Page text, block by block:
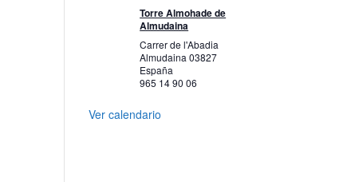
Torre Almohade de
Almudaina
Carrer de l'Abadia
Almudaina03827
España
965 14 90 06
Ver calendario